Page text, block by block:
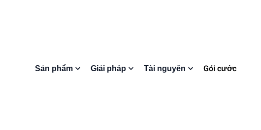
Sản phẩm Giải pháp Tài nguyên Gói cước